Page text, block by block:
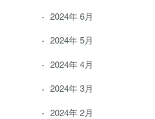
2024年 6月
2024年 5月
2024年 4月
2024年 3月
2024年 2月